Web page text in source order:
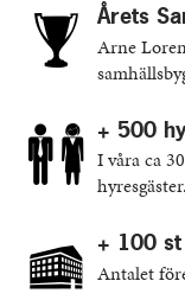
Årets
Arne
+ 500
I våra ca
hyresgäster.
+ 100
Antalet